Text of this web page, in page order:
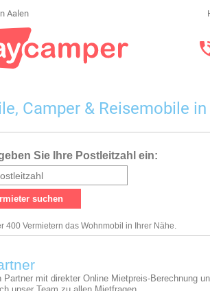
Aalen
Camper & Reisemobile